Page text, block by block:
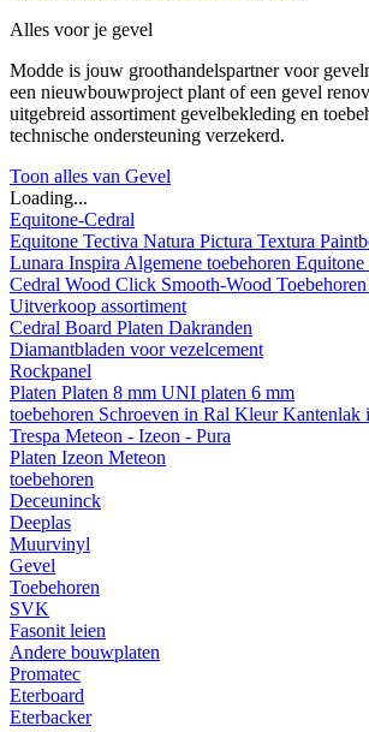
Alles voor je gevel
Modde is jouw groothandelspartner voor
een nieuwbouwproject plant of een gevel
uitgebreid assortiment gevelbekleding en
technische ondersteuning verzekerd.
Toon alles van Gevel
Loading...
Equitone-Cedral
Equitone Tectiva Natura Pictura Textura
Lunara Inspira Algemene toebehoren Equitone
Cedral Wood Click Smooth-Wood
Uitverkoop assortiment
Cedral Board Platen Dakranden
Diamantbladen voor vezelcement
Rockpanel
Platen Platen 8 mm UNI platen 6 mm
toebehoren Schroeven in Ral KleurKantenlak
Trespa Meteon - Izeon - Pura
Platen Izeon Meteon
toebehoren
Deceuninck
Deeplas
Muurvinyl
Gevel
Toebehoren
SVK
Fasonit leien
Andere bouwplaten
Promatec
Eterboard
Eterbacker